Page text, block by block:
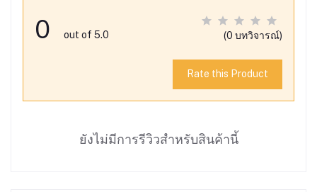
0 out of 5.0 (0 บทวิจารณ์)
Rate this Product
ยังไม่มีการรีวิวสำหรับสินค้านี้